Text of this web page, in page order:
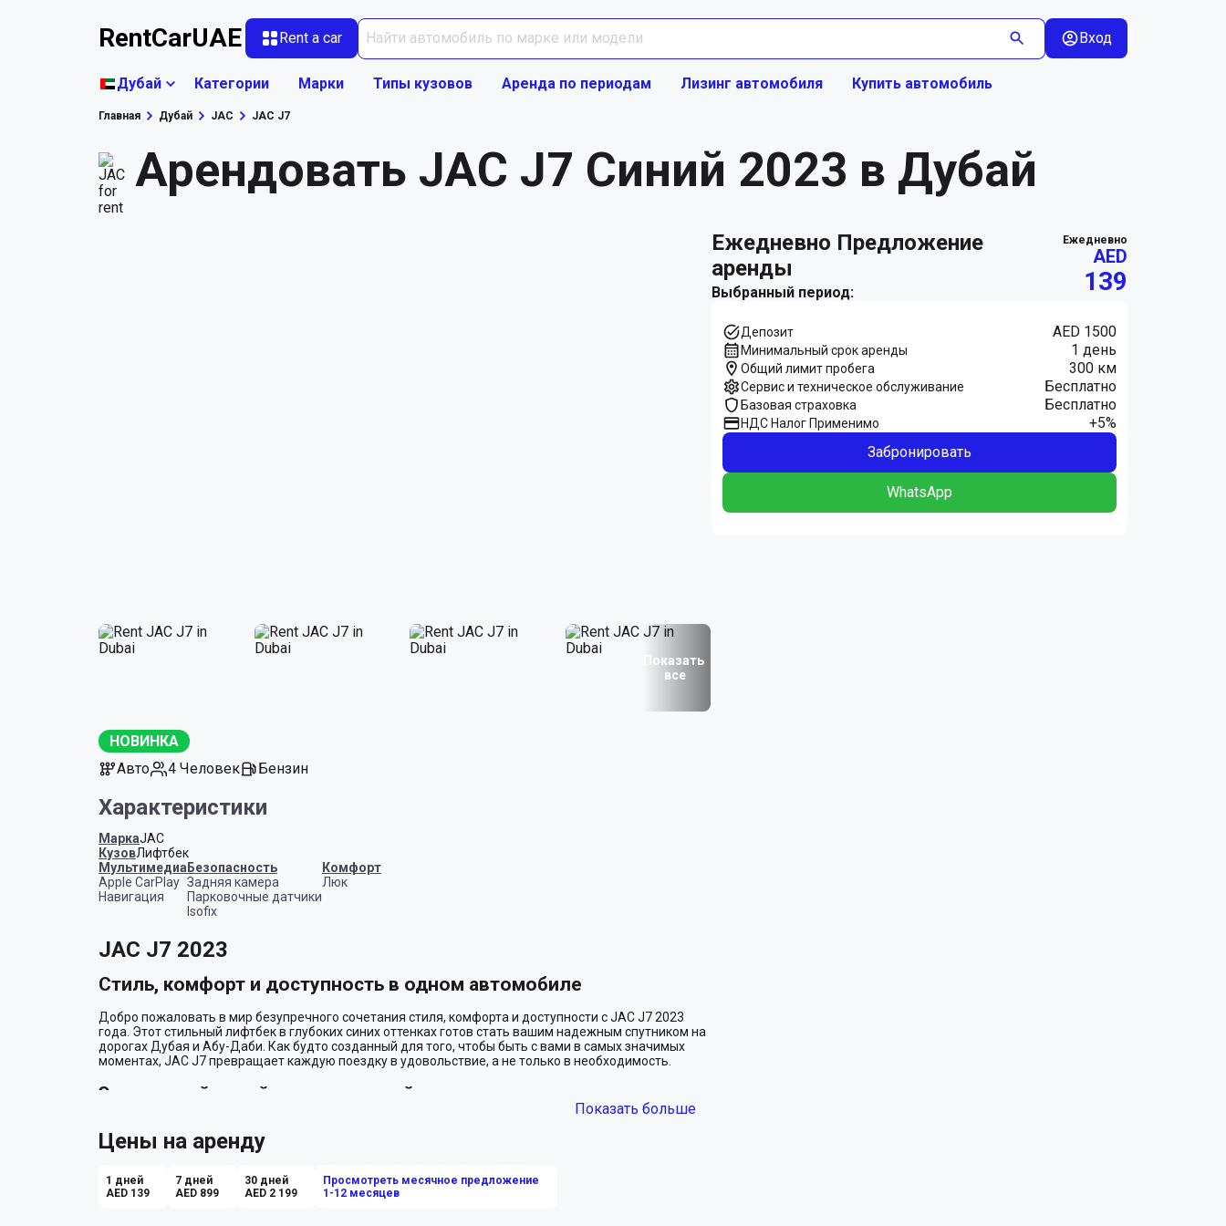
RentCarUAE Rent a car Вход
Дубай Категории Марки Типы кузовов Аренда по периодам Лизинг автомобиля Купить автомобиль
Главная Дубай JAC JAC J7
Арендовать JAC J7 Синий 2023 в Дубай
Показать
все
НОВИНКА
Авто
4 Человек Бензин
Характеристики
МаркаJAC
КузовЛифтбек
Мультимедиа
Apple CarPlay
Навигация
Безопасность
Задняя камера
Парковочные датчики
Isofix
Комфорт
Люк
JAC J7 2023
Стиль, комфорт и доступность в одном автомобиле
Добро пожаловать в мир безупречного сочетания стиля, комфорта и доступности с JAC J7 2023
года. Этот стильный лифтбек в глубоких синих оттенках готов стать вашим надежным спутником на
дорогах Дубая и Абу-Даби. Как будто созданный для того, чтобы быть с вами в самых значимых
моментах, JAC J7 превращает каждую поездку в удовольствие, а не только в необходимость.
Элегантный дизайн и просторный салон
сочетании с изысканным синим цветом вызывают восхищение и привлекают взгляды. Внутри вас
ждет интерьер в теплых коричневых тонах, который окутывает уютом и создает атмосферу полного
для каждого, будь то деловая поездка или короткая прогулка по городу.
Показать больше
Цены на аренду
1 дней
AED 139
7 дней
AED 899
30 дней
AED 2 199
Просмотреть месячное предложение
1-12 месяцев
ежедневно Предложение
аренды
Выбранный период:
ежедневно
AED
139
Депозит AED 1500
Минимальный срок аренды 1 день
Общий лимит пробега 300 км
Сервис и техническое обслуживание Бесплатно
Базовая страховка Бесплатно
НДС Налог Применимо
+5%
Забронировать
WhatsApp